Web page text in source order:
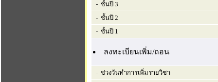
- ชั้นปี 3
- ชั้นปี 2
- ชั้นปี 1
ลงทะเบียนเพิ่ม/ถอน
- ช่วงวันทำการเพิ่มรายวิชา